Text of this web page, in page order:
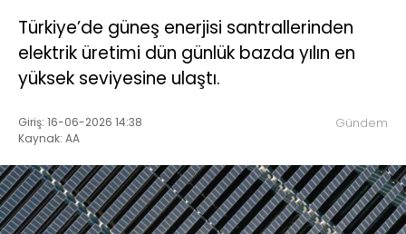
Türkiye’de güneş enerjisi santrallerinden
elektrik üretimi dün günlük bazda yılın en
yüksek seviyesine ulaştı.
Giriş: 16-06-2026 14:38
Kaynak: AA
Gündem